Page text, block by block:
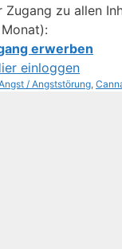
zu allen
erwerben
einloggen
Schlagwörter
/ Angststörung